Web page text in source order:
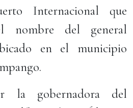
Internacional que
nombre del general
en el municipio
la gobernadora del